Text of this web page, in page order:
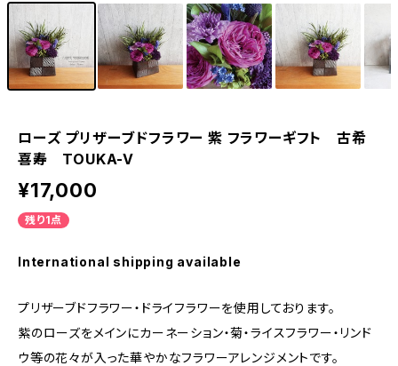
ローズ プリザーブドフラワー 紫 フラワーギフト 古希
喜寿 TOUKA-V
¥17,000
残り1点
International shipping available
プリザーブドフラワー・ドライフラワーを使用しております。
紫のローズをメインにカーネーション・菊・ライスフラワー・リンド
ウ等の花々が入った華やかなフラワーアレンジメントです。